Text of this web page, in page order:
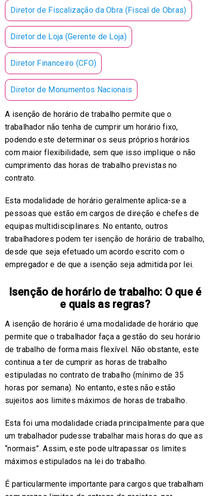
Diretor de Fiscalização da Obra (Fiscal de Obras)
Diretor de Loja (Gerente de Loja)
Diretor Financeiro (CFO)
Diretor de Monumentos Nacionais
A isenção de horário de trabalho permite que o
trabalhador não tenha de cumprir um horário fixo,
podendo este determinar os seus próprios horários
com maior flexibilidade, sem que isso implique o não
cumprimento das horas de trabalho previstas no
contrato.
Esta modalidade de horário geralmente aplica-se a
pessoas que estão em cargos de direção e chefes de
equipas multidisciplinares. No entanto, outros
trabalhadores podem ter isenção de horário de trabalho,
desde que seja efetuado um acordo escrito com o
empregador e de que a isenção seja admitida por lei.
Isenção de horário de trabalho: O que é
e quais as regras?
A isenção de horário é uma modalidade de horário que
permite que o trabalhador faça a gestão do seu horário
de trabalho de forma mais flexível. Não obstante, este
continua a ter de cumprir as horas de trabalho
estipuladas no contrato de trabalho (mínimo de 35
horas por semana). No entanto, estes não estão
sujeitos aos limites máximos de horas de trabalho.
Esta foi uma modalidade criada principalmente para que
um trabalhador pudesse trabalhar mais horas do que as
“normais”. Assim, este pode ultrapassar os limites
máximos estipulados na lei do trabalho.
É particularmente importante para cargos que trabalham